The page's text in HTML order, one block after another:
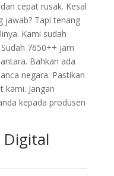
cepat rusak. Kesal
jawab? Tapi tenang
Kami sudah
7650++ jam
Bahkan ada
negara. Pastikan
kami. Jangan
kepada produsen
Digital